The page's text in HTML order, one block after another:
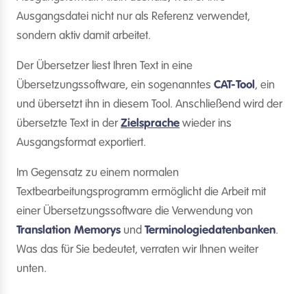
Ausgangsdatei nicht nur als Referenz verwendet,
sondern aktiv damit arbeitet.
Der Übersetzer liest Ihren Text in eine
Übersetzungssoftware, ein sogenanntes CAT-Tool, ein
und übersetzt ihn in diesem Tool. Anschließend wird der
übersetzte Text in derZielsprache wieder ins
Ausgangsformat exportiert.
Im Gegensatz zu einem normalen
Textbearbeitungsprogramm ermöglicht die Arbeit mit
einer Übersetzungssoftware die Verwendung von
Translation Memorys und Terminologiedatenbanken.
Was das für Sie bedeutet, verraten wir Ihnen weiter
unten.